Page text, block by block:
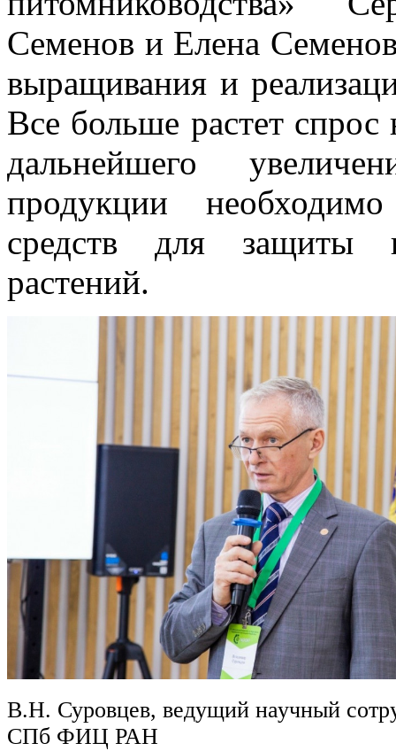
Семенов и Елена
выращивания и
Все больше растет
дальнейшего
продукции
средств для защиты
растений.
В.Н. Суровцев, ведущий научный
СПб ФИЦ РАН